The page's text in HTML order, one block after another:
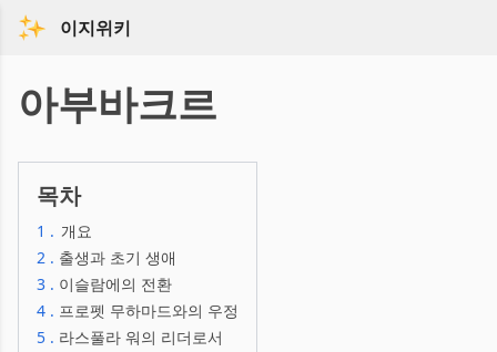
이지위키
아부바크르
목차
1 . 개요
2 . 출생과 초기 생애
3 . 이슬람에의 전환
4 . 프로펫 무하마드와의 우정
5 . 라스풀라 워의 리더로서